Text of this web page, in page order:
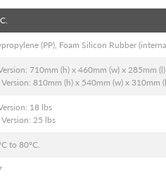
(PP), Foam Silicon Rubber
710mm (h) x 460mm (w) x 285mm (l)
810mm (h) x 540mm (w) x 310mm
18 lbs
25 lbs
to 80°C.